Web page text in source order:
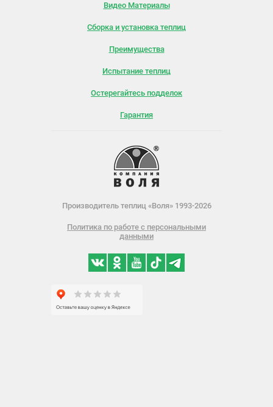
Видео Материалы
Сборка и установка теплиц
Преимущества
Испытание теплиц
Остерегайтесь подделок
Гарантия
Производитель теплиц «Воля» 1993-2026
Политика по работе с персональными
данными